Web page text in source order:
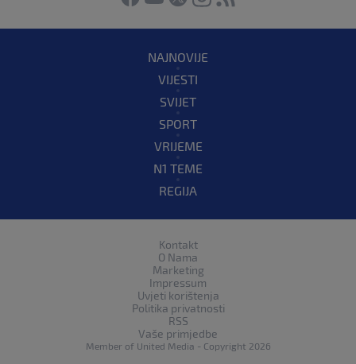
NAJNOVIJE
VIJESTI
SVIJET
SPORT
VRIJEME
N1 TEME
REGIJA
Kontakt
O Nama
Marketing
Impressum
Uvjeti korištenja
Politika privatnosti
RSS
Vaše primjedbe
Member of United Media - Copyright 2026